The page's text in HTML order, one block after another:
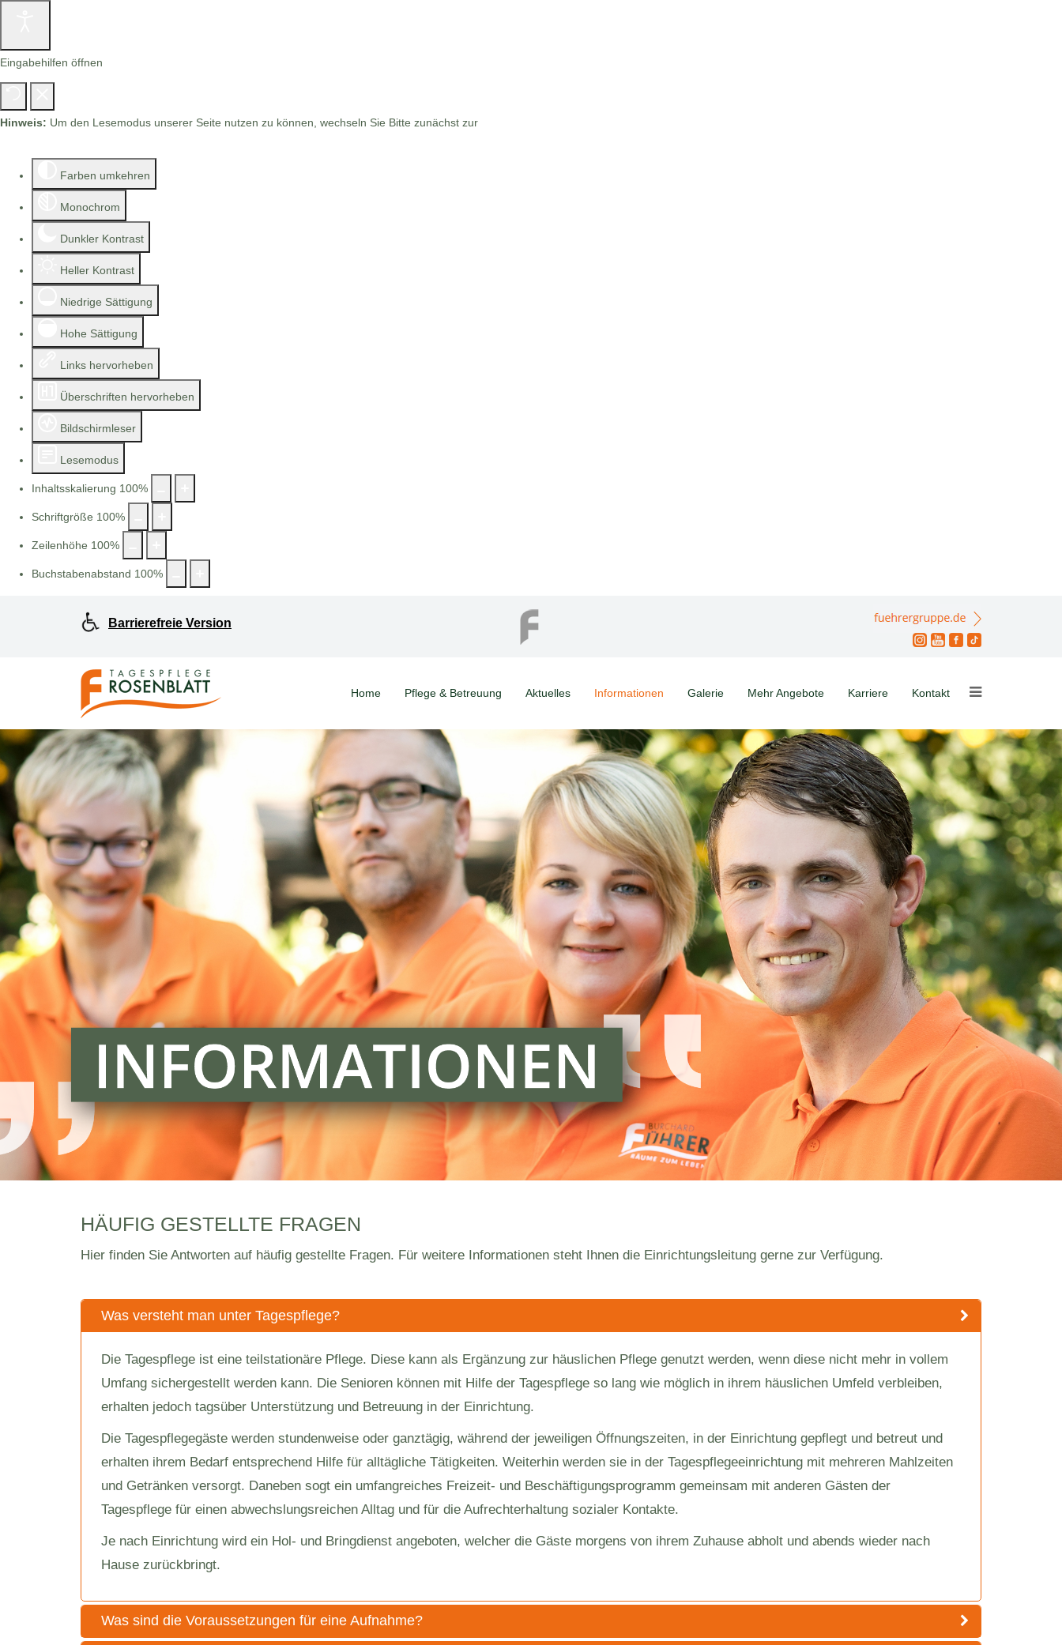
Eingabehilfen öffnen
Hinweis: Um den Lesemodus unserer Seite nutzen zu können, wechseln Sie Bitte zunächst zur
Farben umkehren
Monochrom
Dunkler Kontrast
Heller Kontrast
Niedrige Sättigung
Hohe Sättigung
Links hervorheben
Überschriften hervorheben
Bildschirmleser
Lesemodus
Inhaltsskalierung 100%
Schriftgröße 100%
Zeilenhöhe 100%
Buchstabenabstand 100%
Barrierefreie Version
Home Pflege & Betreuung Aktuelles Informationen Galerie Mehr Angebote Karriere Kontakt
HÄUFIG GESTELLTE FRAGEN
Hier finden Sie Antworten auf häufig gestellte Fragen. Für weitere Informationen steht Ihnen die Einrichtungsleitung gerne zur Verfügung.
Was versteht man unter Tagespflege?
Die Tagespflege ist eine teilstationäre Pflege. Diese kann als Ergänzung zur häuslichen Pflege genutzt werden, wenn diese nicht mehr in vollem
Umfang sichergestellt werden kann. Die Senioren können mit Hilfe der Tagespflege so lang wie möglich in ihrem häuslichen Umfeld verbleiben,
erhalten jedoch tagsüber Unterstützung und Betreuung in der Einrichtung.
Die Tagespflegegäste werden stundenweise oder ganztägig, während der jeweiligen Öffnungszeiten, in der Einrichtung gepflegt und betreut und
erhalten ihrem Bedarf entsprechend Hilfe für alltägliche Tätigkeiten. Weiterhin werden sie in der Tagespflegeeinrichtung mit mehreren Mahlzeiten
und Getränken versorgt. Daneben sogt ein umfangreiches Freizeit- und Beschäftigungsprogramm gemeinsam mit anderen Gästen der
Tagespflege für einen abwechslungsreichen Alltag und für die Aufrechterhaltung sozialer Kontakte.
Je nach Einrichtung wird ein Hol- und Bringdienst angeboten, welcher die Gäste morgens von ihrem Zuhause abholt und abends wieder nach
Hause zurückbringt.
Was sind die Voraussetzungen für eine Aufnahme?